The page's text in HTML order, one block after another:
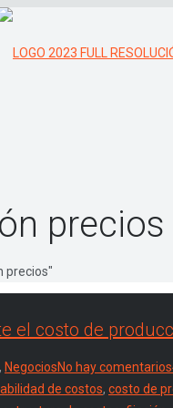
precios
precios"
el costo de
, NegociosNo hay comentarios
de costos, costo de